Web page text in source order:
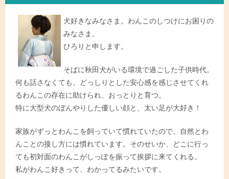
犬好きなみなさま。わんこのしつけにお困りの
みなさま。
ひろりと申します。
そばに秋田犬がいる環境で過ごした子供時代。
何も話さなくても、どっしりとした安心感を感じさせてくれ
るわんこの存在に助けられ、おっとりと育つ。
特に大型犬のぼんやりした優しい顔と、太い足が大好き！
家族がずっとわんこを飼っていて慣れていたので、自然とわ
んことの接し方には慣れています。そのせいか、どこに行っ
ても初対面のわんこがしっぽを振って挨拶に来てくれる。
私がわんこ好きって、わかってるみたいです。